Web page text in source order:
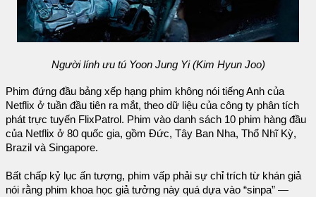
Người lính ưu tú Yoon Jung Yi (Kim Hyun Joo)
Phim đứng đầu bảng xếp hạng phim không nói tiếng Anh của
Netflix ở tuần đầu tiên ra mắt, theo dữ liệu của công ty phân tích
phát trực tuyến FlixPatrol. Phim vào danh sách 10 phim hàng đầu
của Netflix ở 80 quốc gia, gồm Đức, Tây Ban Nha, Thổ Nhĩ Kỳ,
Brazil và Singapore.
Bất chấp kỷ lục ấn tượng, phim vấp phải sự chỉ trích từ khán giả
nói rằng phim khoa học giả tưởng này quá dựa vào “sinpa” —